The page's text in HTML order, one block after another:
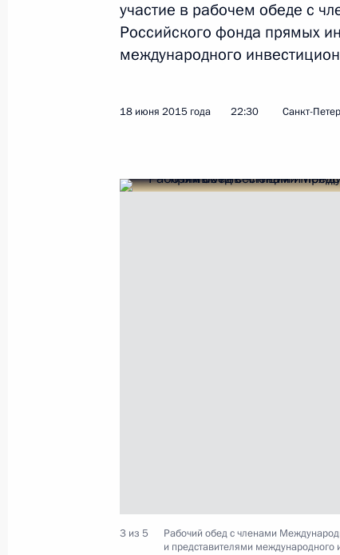
Встреча с членами
16 июня 2016 года, 20:55
Кириллом Дмитриевым
30 марта 2015 года, 20:45
участие в рабочем обеде с
Российского фонда прямых
международного
18 июня 2015 года 22:30 Санкт-
3 из 5
Рабочий обед с членами
и представителями международного